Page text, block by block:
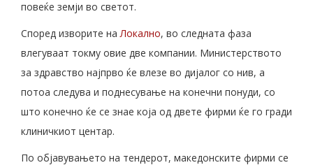
повеќе земји во светот.
Според изворите на Локално, во следната фаза
влегуваат токму овие две компании. Министерството
за здравство најпрво ќе влезе во дијалог со нив, а
потоа следува и поднесување на конечни понуди, со
што конечно ќе се знае која од двете фирми ќе го гради
клиничкиот центар.
По објавувањето на тендерот, македонските фирми се